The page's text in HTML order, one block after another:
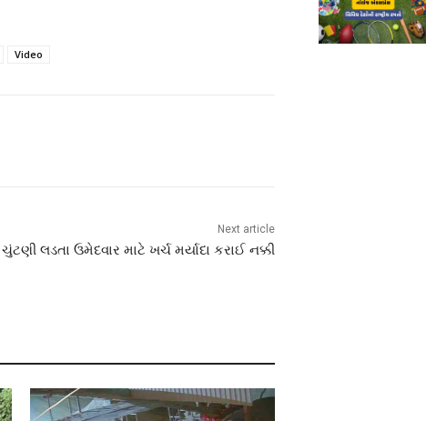
Video
Next article
ચુંટણી લડતા ઉમેદવાર માટે ખર્ચ મર્યાદા કરાઈ નક્કી